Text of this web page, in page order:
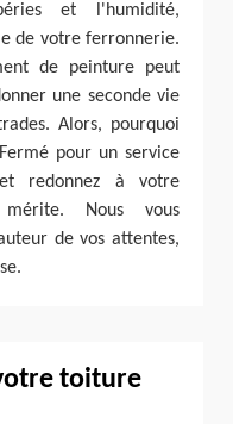
et l'humidité,
de votre ferronnerie.
de peinture peut
une seconde vie
Alors, pourquoi
pour un service
redonnez à votre
Nous vous
de vos attentes,
toiture